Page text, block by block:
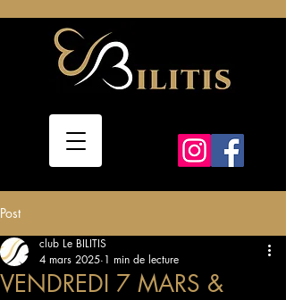
Post
VENDREDI 7 MARS &
club Le BILITIS
4 mars 2025 1 min de lecture